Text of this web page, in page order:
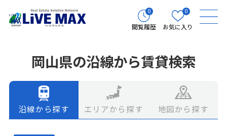
0
閲覧履歴
0
お気に入り
岡山県の沿線から賃貸検索
沿線から探す エリアから探す 地図から探す